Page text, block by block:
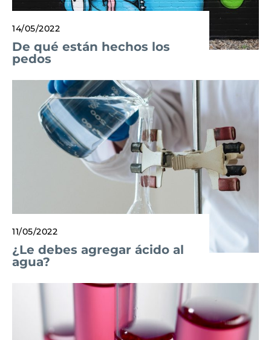
14/05/2022
De qué están hechos los
pedos
11/05/2022
¿Le debes agregar ácido al
agua?